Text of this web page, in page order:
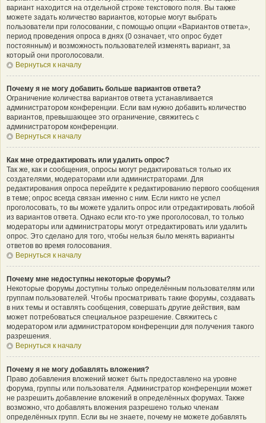
вариант находится на отдельной строке текстового поля. Вы также
можете задать количество вариантов, которые могут выбрать
пользователи при голосовании, с помощью опции «Вариантов ответа»,
период проведения опроса в днях (0 означает, что опрос будет
постоянным) и возможность пользователей изменять вариант, за
который они проголосовали.
Вернуться к началу
Почему я не могу добавить больше вариантов ответа?
Ограничение количества вариантов ответа устанавливается
администратором конференции. Если вам нужно добавить количество
вариантов, превышающее это ограничение, свяжитесь с
администратором конференции.
Вернуться к началу
Как мне отредактировать или удалить опрос?
Так же, как и сообщения, опросы могут редактироваться только их
создателями, модераторами или администраторами. Для
редактирования опроса перейдите к редактированию первого сообщения
в теме; опрос всегда связан именно с ним. Если никто не успел
проголосовать, то вы можете удалить опрос или отредактировать любой
из вариантов ответа. Однако если кто-то уже проголосовал, то только
модераторы или администраторы могут отредактировать или удалить
опрос. Это сделано для того, чтобы нельзя было менять варианты
ответов во время голосования.
Вернуться к началу
Почему мне недоступны некоторые форумы?
Некоторые форумы доступны только определённым пользователям или
группам пользователей. Чтобы просматривать такие форумы, создавать
в них темы и оставлять сообщения, совершать другие действия, вам
может потребоваться специальное разрешение. Свяжитесь с
модератором или администратором конференции для получения такого
разрешения.
Вернуться к началу
Почему я не могу добавлять вложения?
Право добавления вложений может быть предоставлено на уровне
форума, группы или пользователя. Администратор конференции может
не разрешить добавление вложений в определённых форумах. Также
возможно, что добавлять вложения разрешено только членам
определённых групп. Если вы не знаете, почему не можете добавлять